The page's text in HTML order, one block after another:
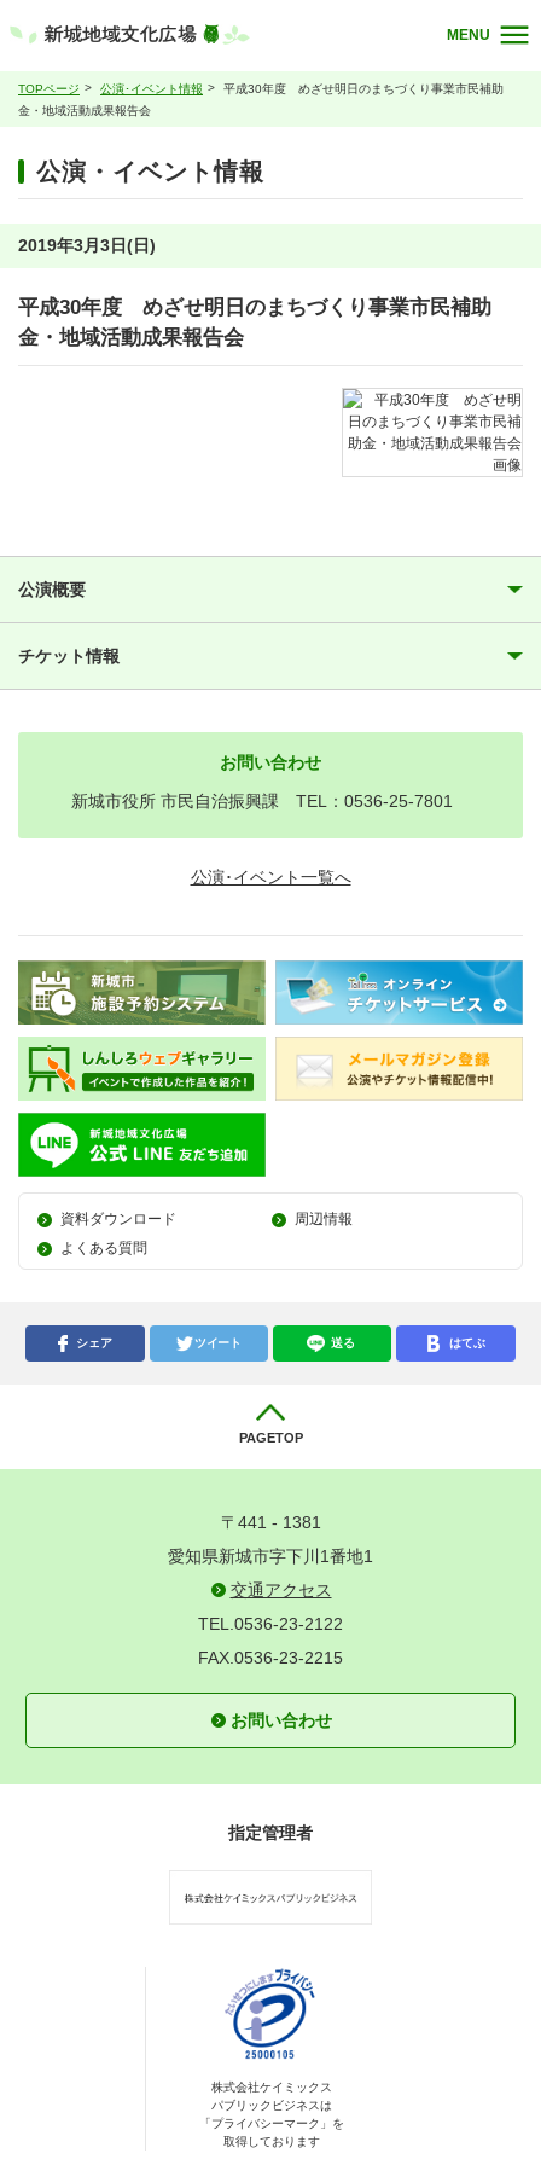
MENU
TOPページ 公演･イベント情報
平成30年度 めざせ明日のまちづくり事業市民補助
金・地域活動成果報告会
公演・イベント情報
2019年3月3日(日)
平成30年度 めざせ明日のまちづくり事業市民補助
金・地域活動成果報告会
公演概要
チケット情報
お問い合わせ
新城市役所 市民自治振興課 TEL：0536-25-7801
公演･イベント一覧へ
資料ダウンロード
周辺情報
よくある質問
シェア ツイート 送る はてぶ
PAGETOP
〒441 - 1381
愛知県新城市字下川1番地1
交通アクセス
TEL.0536-23-2122
FAX.0536-23-2215
お問い合わせ
指定管理者
株式会社ケイミックス
パブリックビジネスは
「プライバシーマーク」を
取得しております